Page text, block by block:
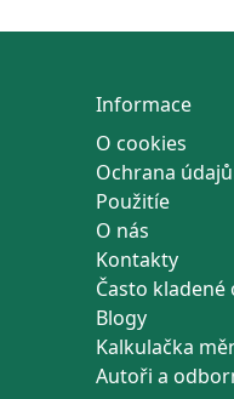
Informace
O cookies
Ochrana údajů
Použitíе
O nás
Kontakty
Často kladené
Blogy
Kalkulačka
Autoři a